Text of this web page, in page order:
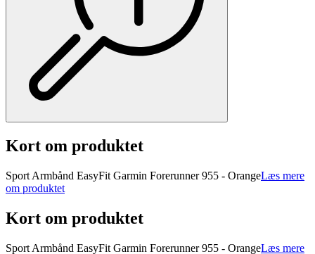
Kort om produktet
Sport Armbånd EasyFit Garmin Forerunner 955 - OrangeLæs mere
om produktet
Kort om produktet
Sport Armbånd EasyFit Garmin Forerunner 955 - OrangeLæs mere